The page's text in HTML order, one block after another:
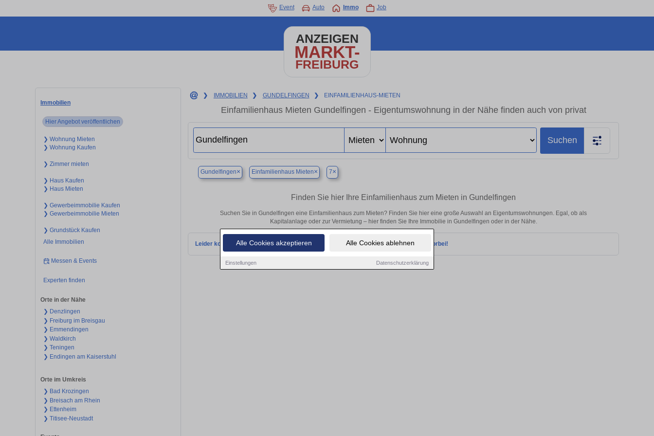
Alle Cookies akzeptieren Alle Cookies ablehnen
Einstellungen Datenschutzerklärung
Event Auto Immo Job
ANZEIGEN
MARKT-
FREIBURG
Immobilien
Hier Angebot veröffentlichen
❯ Wohnung Mieten
❯ Wohnung Kaufen
❯ Zimmer mieten
❯ Haus Kaufen
❯ Haus Mieten
❯ Gewerbeimmobilie Kaufen
❯ Gewerbeimmobilie Mieten
❯ Grundstück Kaufen
Alle Immobilien
Messen & Events
Experten finden
Orte in der Nähe
❯ Denzlingen
❯ Freiburg im Breisgau
❯ Emmendingen
❯ Waldkirch
❯ Teningen
❯ Endingen am Kaiserstuhl
Orte im Umkreis
❯ Bad Krozingen
❯ Breisach am Rhein
❯ Ettenheim
❯ Titisee-Neustadt
❯ IMMOBILIEN ❯ GUNDELFINGEN ❯ EINFAMILIENHAUS-MIETEN
Einfamilienhaus Mieten Gundelfingen - Eigentumswohnung in der Nähe finden auch von privat
Suchen
Gundelfingen× Einfamilienhaus Mieten× 7×
Finden Sie hier Ihre Einfamilienhaus zum Mieten in Gundelfingen
Suchen Sie in Gundelfingen eine Einfamilienhaus zum Mieten? Finden Sie hier eine große Auswahl an Eigentumswohnungen. Egal, ob als
Kapitalanlage oder zur Vermietung – hier finden Sie Ihre Immobilie in Gundelfingen oder in der Nähe.
Leider konnten wir derzeit keine passenden Objekte finden. Schauen Sie bald wieder vorbei!